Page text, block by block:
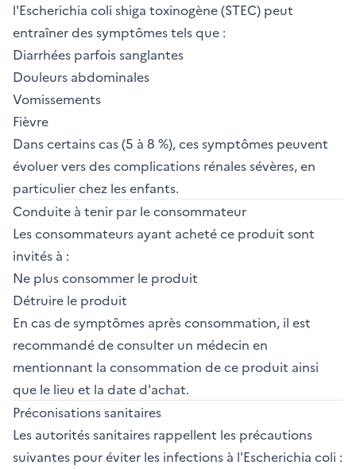
l'Escherichia coli shiga toxinogène (STEC) peut
entraîner des symptômes tels que :
Diarrhées parfois sanglantes
Douleurs abdominales
Vomissements
Fièvre
Dans certains cas (5 à 8 %), ces symptômes peuvent
évoluer vers des complications rénales sévères, en
particulier chez les enfants.
Conduite à tenir par le consommateur
Les consommateurs ayant acheté ce produit sont
invités à :
Ne plus consommer le produit
Détruire le produit
En cas de symptômes après consommation, il est
recommandé de consulter un médecin en
mentionnant la consommation de ce produit ainsi
que le lieu et la date d'achat.
Préconisations sanitaires
Les autorités sanitaires rappellent les précautions
suivantes pour éviter les infections à l'Escherichia coli :